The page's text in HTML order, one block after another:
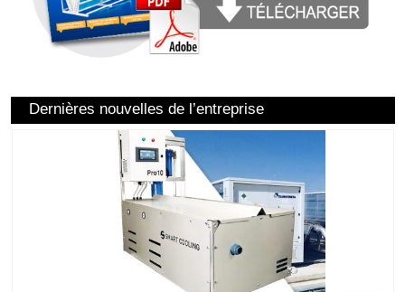
Dernières nouvelles de l’entreprise